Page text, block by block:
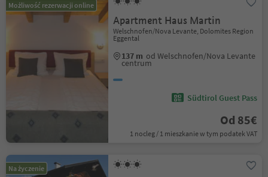
Możliwość rezerwacji online
Apartment Haus Martin
Welschnofen/Nova Levante, Dolomites Region
Eggental
137 m od Welschnofen/Nova Levante
centrum
Südtirol Guest Pass
Od 85€
1 nocleg / 1 mieszkanie w tym podatek VAT
Na życzenie